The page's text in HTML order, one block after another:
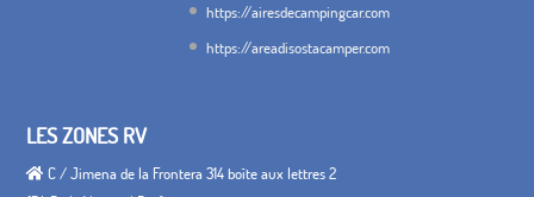
https://airesdecampingcar.com
https://areadisostacamper.com
LES ZONES RV
C / Jimena de la Frontera 314 boîte aux lettres 2